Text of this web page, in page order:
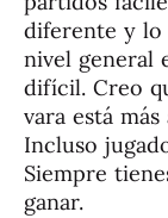
diferente y lo
nivel general
difícil. Creo
vara está
Incluso
Siempre
ganar.